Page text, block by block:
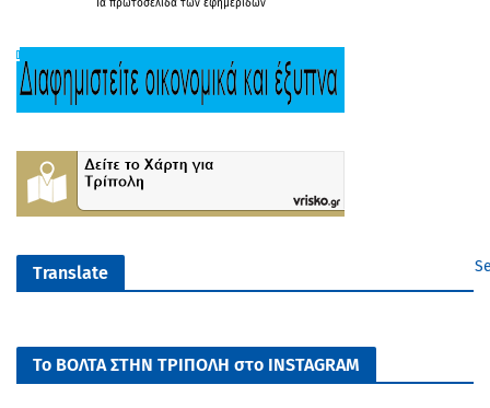
Τα πρωτοσέλιδα των εφημερίδων
Translate
Το ΒΟΛΤΑ ΣΤΗΝ ΤΡΙΠΟΛΗ στο INSTAGRAM